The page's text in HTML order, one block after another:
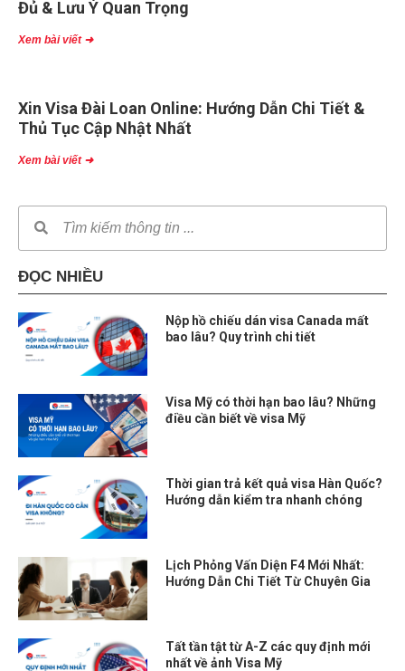
Đủ & Lưu Ý Quan Trọng
Xem bài viết ➜
Xin Visa Đài Loan Online: Hướng Dẫn Chi Tiết &
Thủ Tục Cập Nhật Nhất
Xem bài viết ➜
ĐỌC NHIỀU
Nộp hồ chiếu dán visa Canada mất
bao lâu? Quy trình chi tiết
Visa Mỹ có thời hạn bao lâu? Những
điều cần biết về visa Mỹ
Thời gian trả kết quả visa Hàn Quốc?
Hướng dẫn kiểm tra nhanh chóng
Lịch Phỏng Vấn Diện F4 Mới Nhất:
Hướng Dẫn Chi Tiết Từ Chuyên Gia
Tất tần tật từ A-Z các quy định mới
nhất về ảnh Visa Mỹ